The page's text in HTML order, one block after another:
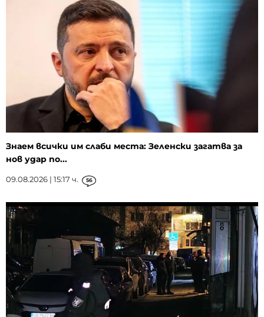
Знаем всички им слаби места: Зеленски загатва за
нов удар по...
09.08.2026 | 15:17 ч. 56